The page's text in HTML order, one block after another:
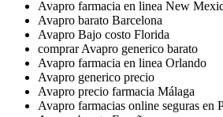
Avapro farmacia en linea New
Avapro barato Barcelona
Avapro Bajo costo Florida
comprar Avapro generico barato
Avapro farmacia en linea Orlando
Avapro generico precio
Avapro precio farmacia Málaga
Avapro farmacias online seguras en